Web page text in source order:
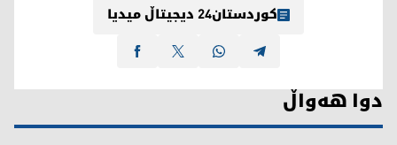
کوردستان24 دیجیتاڵ میدیا
دوا هەواڵ